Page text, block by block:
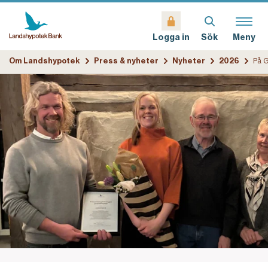
Logga in Sök Meny
Om Landshypotek Press & nyheter Nyheter 2026